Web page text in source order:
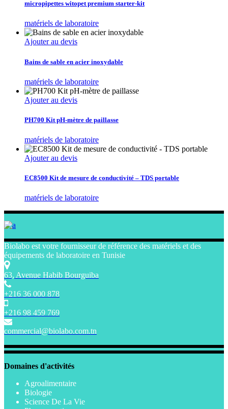
micropipettes witopet premium starter-kit
matériels de laboratoire
Ajouter au devis
Bains de sable en acier inoxydable
matériels de laboratoire
Ajouter au devis
PH700 Kit pH-mètre de paillasse
matériels de laboratoire
Ajouter au devis
EC8500 Kit de mesure de conductivité – TDS portable
matériels de laboratoire
Biolabo est votre fournisseur de référence des matériels et des
équipements de laboratoire en Tunisie
63, Avenue Habib Bourguiba
+216 36 000 878
+216 98 459 769
commercial@biolabo.com.tn
Domaines d'activités
Agroalimentaire
Biologie
Science De La Vie